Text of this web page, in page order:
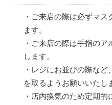
・ご来店の際は必ずマ
ます。
・ご来店の際は手指の
します。
・レジにお並びの際な
を取るようお願いいたし
・店内換気のため定期